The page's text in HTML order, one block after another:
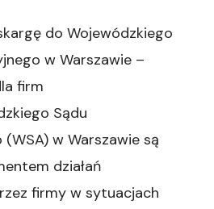
do Wojewódzkiego
w Warszawie –
firm
Sądu
w Warszawie są
działań
firmy w sytuacjach